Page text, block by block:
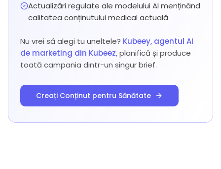
Actualizări regulate ale modelului AI menținând
calitatea conținutului medical actuală
Nu vrei să alegi tu uneltele? Kubeey, agentul AI
de marketing din Kubeez, planifică și produce
toată campania dintr-un singur brief.
Creați Conținut pentru Sănătate